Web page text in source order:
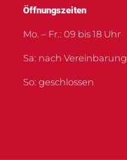
Öffnungszeiten
Mo. – Fr.: 09 bis 18 Uhr
Sa: nach Vereinbarung
So: geschlossen